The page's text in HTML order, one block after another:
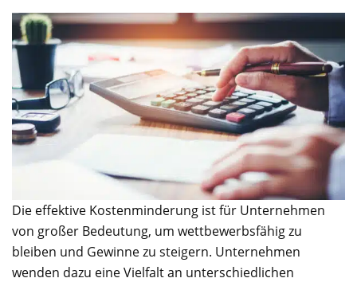
Die effektive Kostenminderung ist für Unternehmen
von großer Bedeutung, um wettbewerbsfähig zu
bleiben und Gewinne zu steigern. Unternehmen
wenden dazu eine Vielfalt an unterschiedlichen